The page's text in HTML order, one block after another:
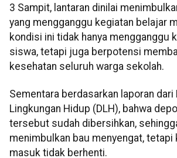
3 Sampit, lantaran dinilai
yang mengganggu kegiatan belajar
kondisi ini tidak hanya mengganggu
siswa, tetapi juga berpotensi
kesehatan seluruh warga sekolah.
Sementara berdasarkan laporan dari
Lingkungan Hidup (DLH), bahwa
tersebut sudah dibersihkan,
menimbulkan bau menyengat, tetapi
masuk tidak berhenti.